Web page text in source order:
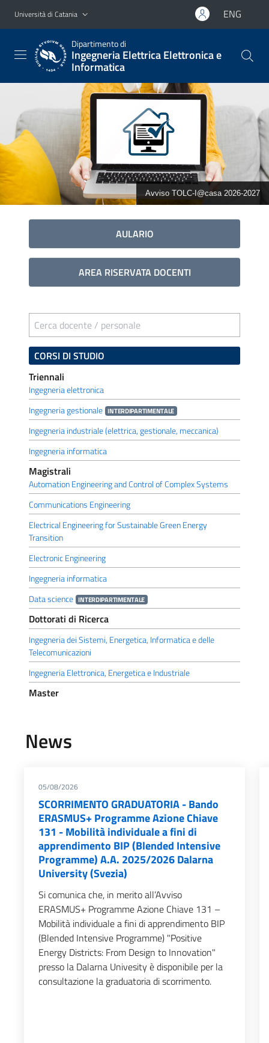
Vai al contenuto principale
Vai al menu di navigazione
Università di Catania ENG
Dipartimento di
Ingegneria Elettrica Elettronica e
Informatica
Avviso TOLC-I@casa 2026-2027
AULARIO
AREA RISERVATA DOCENTI
Cerca docente / personale
CORSI DI STUDIO
Triennali
Ingegneria elettronica
Ingegneria gestionale INTERDIPARTIMENTALE
Ingegneria industriale (elettrica, gestionale, meccanica)
Ingegneria informatica
Magistrali
Automation Engineering and Control of Complex Systems
Communications Engineering
Electrical Engineering for Sustainable Green Energy
Transition
Electronic Engineering
Ingegneria informatica
Data science INTERDIPARTIMENTALE
Dottorati di Ricerca
Ingegneria dei Sistemi, Energetica, Informatica e delle
Telecomunicazioni
Ingegneria Elettronica, Energetica e Industriale
Master
News
05/08/2026
SCORRIMENTO GRADUATORIA - Bando
ERASMUS+ Programme Azione Chiave
131 - Mobilità individuale a fini di
apprendimento BIP (Blended Intensive
Programme) A.A. 2025/2026 Dalarna
University (Svezia)
Si comunica che, in merito all’Avviso
ERASMUS+ Programme Azione Chiave 131 –
Mobilità individuale a fini di apprendimento BIP
(Blended Intensive Programme) "Positive
Energy Districts: From Design to Innovation"
presso la Dalarna Univesity è disponibile per la
consultazione la graduatoria di scorrimento.